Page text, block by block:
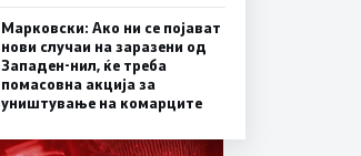
Марковски: Ако ни се појават
нови случаи на заразени од
Западен-нил, ќе треба
помасовна акција за
уништување на комарците